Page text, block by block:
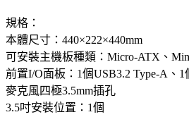
規格：
本體尺寸：440×222×440mm
可安裝主機板種類：Micro-ATX、
前置I/O面板：1個USB3.2 Type-A、1
麥克風四極3.5mm插孔
3.5吋安裝位置：1個